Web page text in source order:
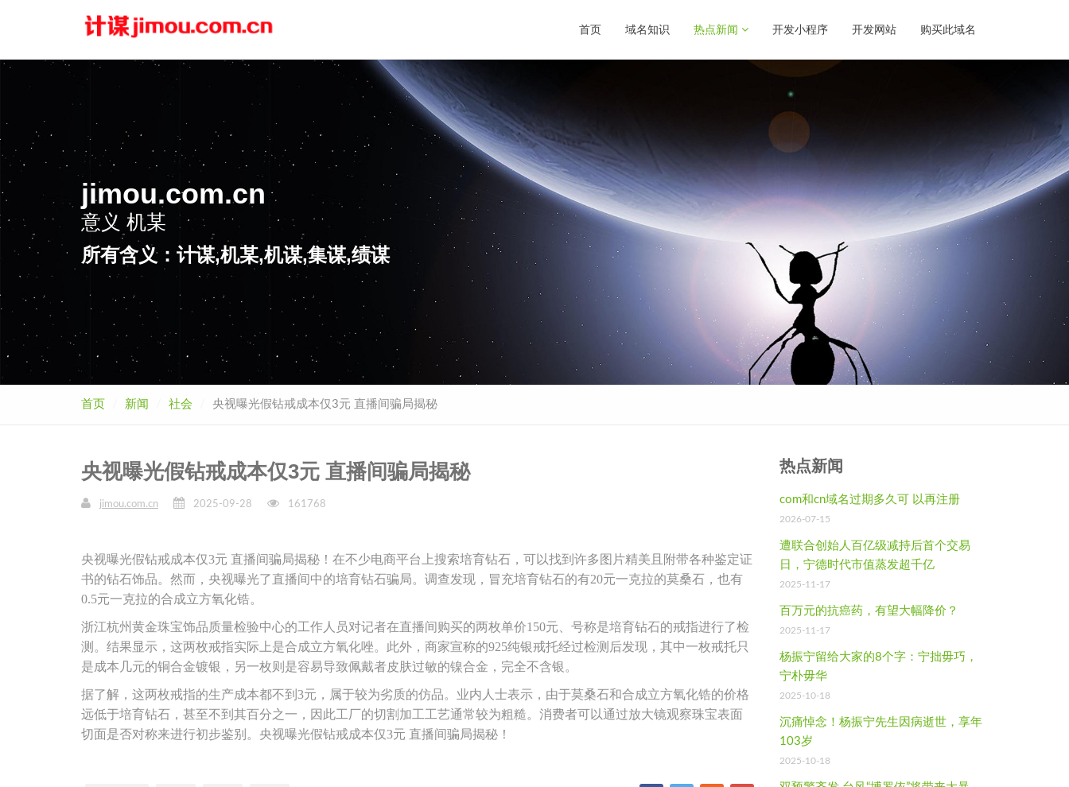
首页 域名知识 热点新闻 开发小程序 开发网站 购买此域名
jimou.com.cn
意义 机某
所有含义：计谋,机某,机谋,集谋,绩谋
首页 新闻 社会 央视曝光假钻戒成本仅3元 直播间骗局揭秘
央视曝光假钻戒成本仅3元 直播间骗局揭秘
jimou.com.cn 2025-09-28 161768
央视曝光假钻戒成本仅3元 直播间骗局揭秘！在不少电商平台上搜索培育钻石，可以找到许多图片精美且附带各种鉴定证
书的钻石饰品。然而，央视曝光了直播间中的培育钻石骗局。调查发现，冒充培育钻石的有20元一克拉的莫桑石，也有
0.5元一克拉的合成立方氧化锆。
浙江杭州黄金珠宝饰品质量检验中心的工作人员对记者在直播间购买的两枚单价150元、号称是培育钻石的戒指进行了检
测。结果显示，这两枚戒指实际上是合成立方氧化唑。此外，商家宣称的925纯银戒托经过检测后发现，其中一枚戒托只
是成本几元的铜合金镀银，另一枚则是容易导致佩戴者皮肤过敏的镍合金，完全不含银。
据了解，这两枚戒指的生产成本都不到3元，属于较为劣质的仿品。业内人士表示，由于莫桑石和合成立方氧化锆的价格
远低于培育钻石，甚至不到其百分之一，因此工厂的切割加工工艺通常较为粗糙。消费者可以通过放大镜观察珠宝表面
切面是否对称来进行初步鉴别。央视曝光假钻戒成本仅3元 直播间骗局揭秘！
热点新闻
com和cn域名过期多久可 以再注册
2026-07-15
遭联合创始人百亿级减持后首个交易
日，宁德时代市值蒸发超千亿
2025-11-17
百万元的抗癌药，有望大幅降价？
2025-11-17
杨振宁留给大家的8个字：宁拙毋巧，
宁朴毋华
2025-10-18
沉痛悼念！杨振宁先生因病逝世，享年
103岁
2025-10-18